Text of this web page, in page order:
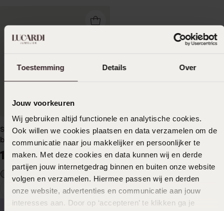
Toestemming Details Over
Jouw voorkeuren
Wij gebruiken altijd functionele en analytische cookies.
Ook willen we cookies plaatsen en data verzamelen om de
communicatie naar jou makkelijker en persoonlijker te
maken. Met deze cookies en data kunnen wij en derde
partijen jouw internetgedrag binnen en buiten onze website
volgen en verzamelen. Hiermee passen wij en derden
onze website, advertenties en communicatie aan jouw
interesses aan. Door op ‘accepteren’ te klikken ga je
Stainless steel tongpiercing
barbell kristal
1499
Huidige
pagina
1
naar